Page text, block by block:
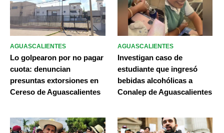
AGUASCALIENTES
Lo golpearon por no pagar
cuota: denuncian
presuntas extorsiones en
Cereso de Aguascalientes
AGUASCALIENTES
Investigan caso de
estudiante que ingresó
bebidas alcohólicas a
Conalep de Aguascalientes